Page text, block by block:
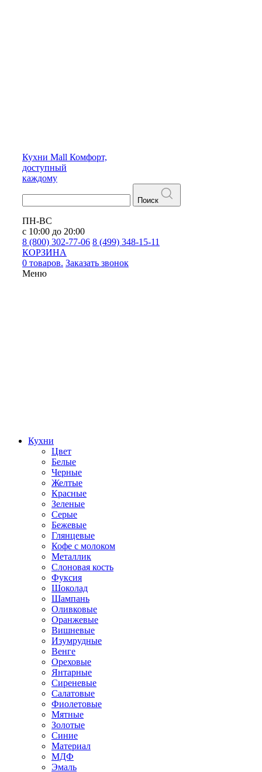
Кухни Mall Комфорт,
доступный
каждому
Поиск
ПН-ВС
с 10:00 до 20:00
8 (800) 302-77-06 8 (499) 348-15-11
КОРЗИНА
0 товаров. Заказать звонок
Меню
Кухни
Цвет
Белые
Черные
Желтые
Красные
Зеленые
Серые
Бежевые
Глянцевые
Кофе с молоком
Металлик
Слоновая кость
Фуксия
Шоколад
Шампань
Оливковые
Оранжевые
Вишневые
Изумрудные
Венге
Ореховые
Янтарные
Сиреневые
Салатовые
Фиолетовые
Мятные
Золотые
Синие
Материал
МДФ
Эмаль